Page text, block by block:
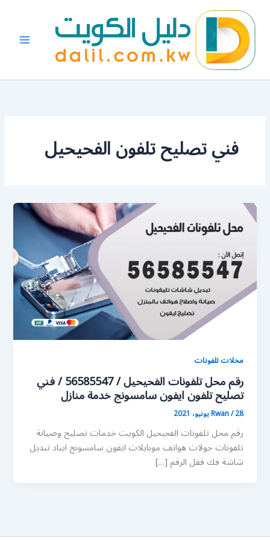
المحتوى
فني تصليح تلفون الفحيحيل
محلات تلفونات
رقم محل تلفونات الفحيحيل / 56585547 / فني
تصليح تلفون ايفون سامسونج خدمة منازل
Rwan/28 يونيو، 2021
رقم محل تلفونات الفحيحيل الكويت خدمات تصليح وصيانة
تلفونات جولات هواتف موبايلات ايفون سامسونج ايباد تبديل
شاشة فك قفل الرقم […]